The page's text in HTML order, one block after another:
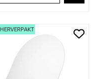
HERVERPAKT